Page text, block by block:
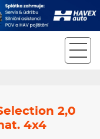
2,0
4x4